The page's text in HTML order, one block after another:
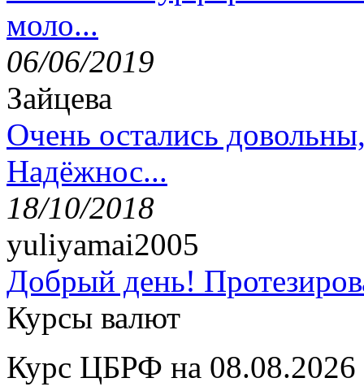
моло...
06/06/2019
Зайцева
Очень остались
Надёжнос...
18/10/2018
yuliyamai2005
Добрый день!
Курсы валют
Курс ЦБРФ на 08.08.2026